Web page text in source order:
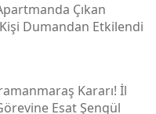
Çıkan
Dumandan Etkilendi
Kararı! İl
Esat Şengül